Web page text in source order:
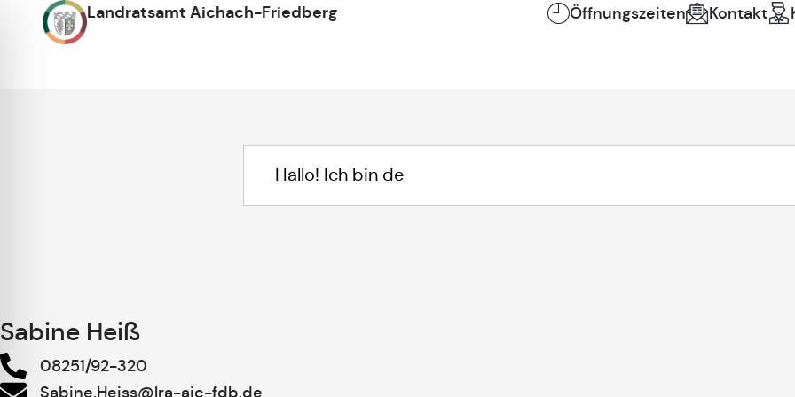
Landratsamt Aichach-Friedberg Öffnungszeiten Kontakt
Sabine Heiß
08251/92-320
Sabine.Heiss@lra-aic-fdb.de